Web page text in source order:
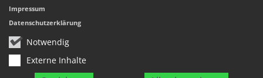
Notwendig
Externe Inhalte
Impressum
Datenschutzerklärung